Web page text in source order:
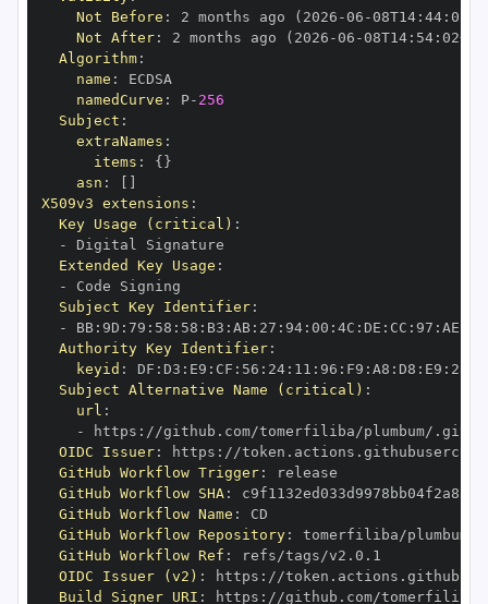
Not Before : 2 months ago (2026 -06 -08T14: 44:
Not After: 2 months ago (2026 -06 -08T14: 54: 02+00
Algorithm:
name :
namedCurve : P- 256
Subject :
extraNames :
items : { }
asn :
X509v3 extensions :
Key Usage (critical) :
-
Extended Key Usage :
-
Subject Key Identifier:
-
BB: 9D : 79 : 58 : 58 : B3 : AB: 27 : 94: 00 : 4C : DE : CC : 97 : AE
Authority Key Identifier:
keyid : DF : D3 : E9 : CF : 56 : 24: 11 : 96 : F9 : A8 : D8 : E9 : 28
Subject Alternative Name (critical) :
url :
-
https :
OIDC Issuer: https :
GitHub Workflow Trigger:
GitHub Workflow SHA:
GitHub Workflow Name :
GitHub Workflow Repository:
GitHub Workflow Ref :
OIDC Issuer (v2) : https :
Build Signer URI : https :